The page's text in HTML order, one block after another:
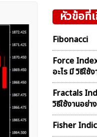
หัวข้อที่
Fibonacci
Force
อะไร มี วิธีใช้
Fractals
วิธีใช้งานอย่า
Fisher